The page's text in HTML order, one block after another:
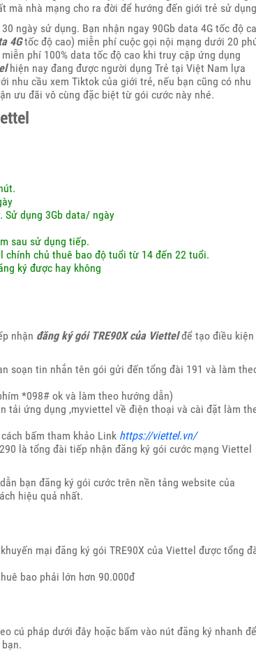
mà nhà mạng cho ra đời để hướng đến giới trẻ sử
ngày sử dụng. Bạn nhận ngay 90Gb data 4G tốc độ
4Gtốc độ cao) miễn phí cuộc gọi nội mạng dưới 20
phí 100% data tốc độ cao khi truy cập ứng dụng
hiện nay đang được người dụng Trẻ tại Việt Nam lựa
nhu cầu xem Tiktok của giới trẻ, nếu bạn cũng có nhu
ưu đãi vô cùng đặc biệt từ gói cước này nhé.
Sử dụng 3Gb data/ ngày
sau sử dụng tiếp.
chủ thuê bao độ tuổi từ 14 đến 22 tuổi.
ký được hay không
nhận đăng ký gói TRE90X của Viettelđể tạo điều kiện
soạn tin nhắn tên gói gửi đến tổng đài 191 và làm
*098# ok và làm theo hướng dẫn)
tải ứng dụng ,myviettel về điện thoại và cài đặt làm
bấm tham khảo Link https://viettel.vn/
là tổng đài tiếp nhận đăng ký gói cước mạng Viettel
bạn đăng ký gói cước trên nền tảng website của
hiệu quả nhất.
mại đăng ký gói TRE90X của Viettel được tổng
bao phải lớn hơn 90.000đ
cú pháp dưới đây hoặc bấm vào nút đăng ký nhanh để